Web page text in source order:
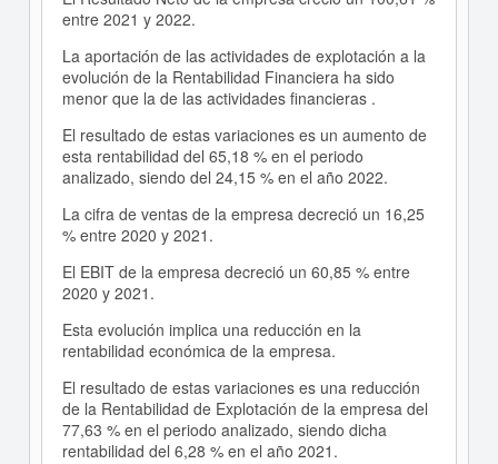
entre 2021 y 2022.
La aportación de las actividades de explotación a la
evolución de la Rentabilidad Financiera ha sido
menor que la de las actividades financieras .
El resultado de estas variaciones es un aumento de
esta rentabilidad del 65,18 % en el periodo
analizado, siendo del 24,15 % en el año 2022.
La cifra de ventas de la empresa decreció un 16,25
% entre 2020 y 2021.
El EBIT de la empresa decreció un 60,85 % entre
2020 y 2021.
Esta evolución implica una reducción en la
rentabilidad económica de la empresa.
El resultado de estas variaciones es una reducción
de la Rentabilidad de Explotación de la empresa del
77,63 % en el periodo analizado, siendo dicha
rentabilidad del 6,28 % en el año 2021.